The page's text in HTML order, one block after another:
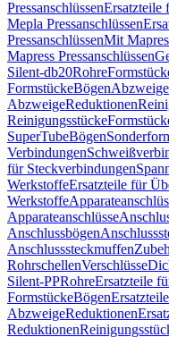
PressanschlüssenErsatzteile
Mepla Pressanschlüssen
PressanschlüssenMit
Mapress Pressanschlüssen
Silent-db20Rohre
FormstückeBögenAbzweige
AbzweigeReduktionen
Reinigungsstücke
SuperTubeBögen
Verbindungen
für Steckverbindungen
WerkstoffeErsatzteile für
Werkstoffe
Apparateanschlüsse
Anschlussbögen
Anschlusssteckmuffen
RohrschellenVerschlüsse
Silent-PPRohreErsatzteile
FormstückeBögen
AbzweigeReduktionen
Reduktionen